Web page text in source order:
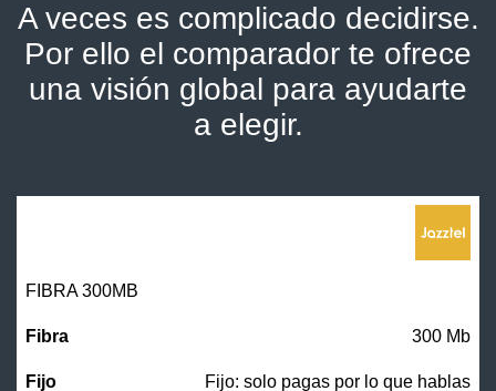
A veces es complicado decidirse.
Por ello el comparador te ofrece
una visión global para ayudarte
a elegir.
FIBRA 300MB
300 Mb
Fijo: solo pagas por lo que hablas